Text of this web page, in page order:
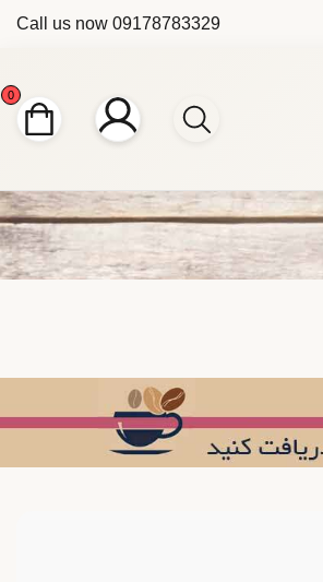
Call us now 09178783329
0